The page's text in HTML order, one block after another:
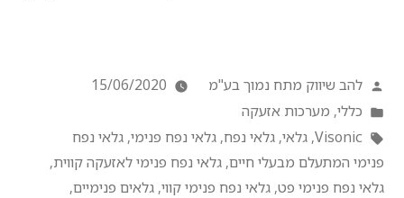
להב שיווק מתח נמוך בע"מ
15/06/2020
כללי, מערכות אזעקה
Visonic
, גלאי, גלאי נפח, גלאי נפח פנימי, גלאי נפח
פנימי המתעלם מבעלי חיים, גלאי נפח פנימי לאזעקה קווית,
גלאי נפח פנימי פט, גלאי נפח פנימי קווי, גלאים פנימיים,